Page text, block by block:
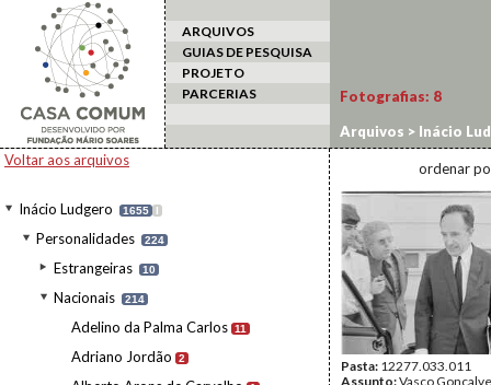
ARQUIVOS
GUIAS DE PESQUISA
PROJETO
PARCERIAS
Voltar aos arquivos
Inácio Ludgero 1655 I
Personalidades 224
Estrangeiras 10
Nacionais 214
Adelino da Palma Carlos 11
Adriano Jordão 2
Fotografias: 8
Arquivos > Inácio
ordenar
Pasta: 12277.033.011
Assunto:Vasco